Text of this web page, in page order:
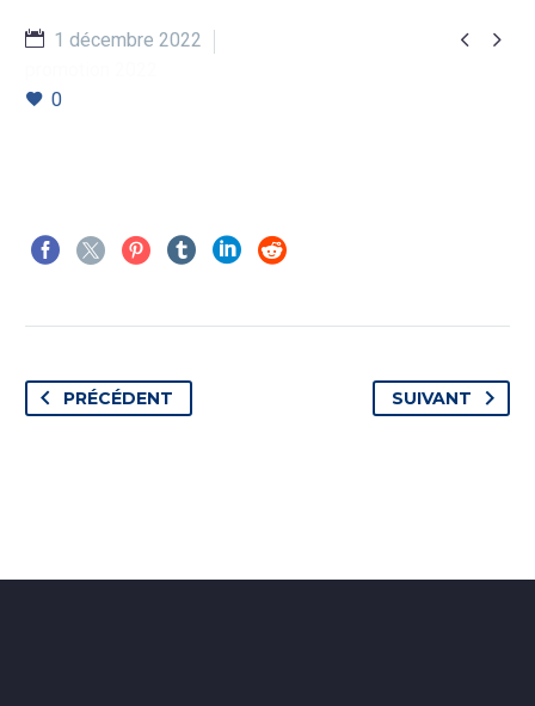
 
1 décembre 2022
0
PRÉCÉDENT SUIVANT